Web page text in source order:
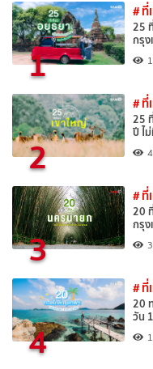
1
# ที่
25
กรุ
2
# ที่
25
ปี ไ
3
# ที่
20
กรุ
4
# ที่
20
วัน